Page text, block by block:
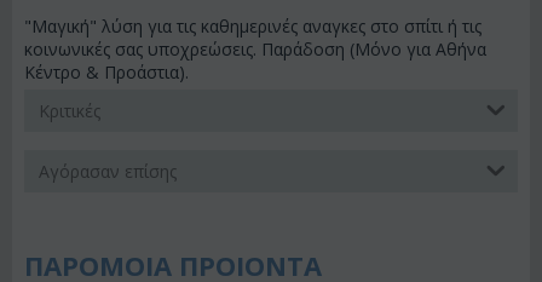
"Μαγική" λύση για τις καθημερινές αναγκες στο σπίτι ή τις
κοινωνικές σας υποχρεώσεις. Παράδοση (Μόνο για Αθήνα
Κέντρο & Προάστια).
Κριτικές
Αγόρασαν επίσης
ΠΑΡΟΜΟΙΑ ΠΡΟΙΟΝΤΑ